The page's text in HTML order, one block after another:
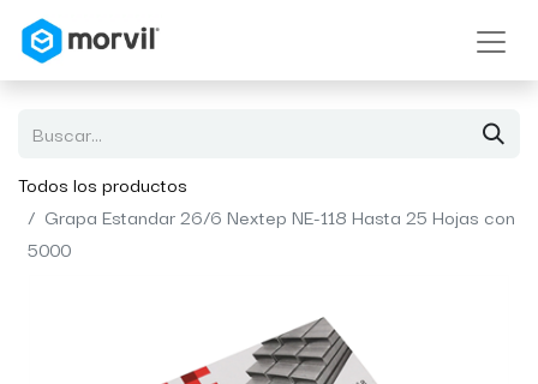
Todos los productos
Grapa Estandar 26/6 Nextep NE-118 Hasta 25 Hojas con
5000